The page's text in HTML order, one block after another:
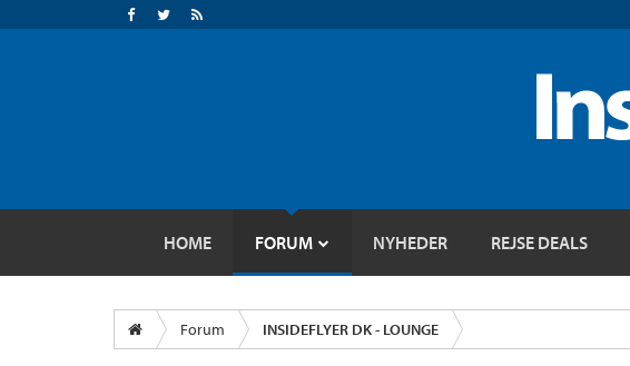
HOME FORUM NYHEDER REJSE DEALS
Forum INSIDEFLYER DK - LOUNGE